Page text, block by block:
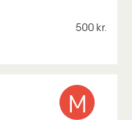
500 kr.
M